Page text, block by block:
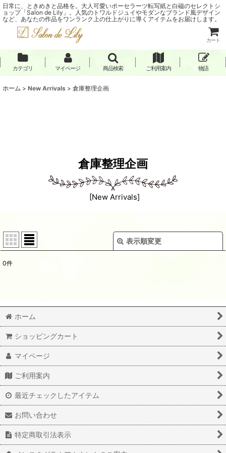
日常に、ときめきと品格を。大人可愛いポーセラーツ転写紙と白磁のセレクトシ
ョップ「Salon de Lily」。人気のトワルドジュイやモダンなブランド風デザイン
など、あなたの作品をワンランク上の仕上がりに導くアイテムをお届けします。
カート
カテゴリ マイページ 商品検索 ご利用案内 物語
ホーム > New Arrivals > 倉庫整理企画
倉庫整理企画
[New Arrivals]
表示順変更
絞り込む
0件
ホーム
ショッピングカート
マイページ
ご利用案内
最近チェックしたアイテム
お問い合わせ
特定商取引法表示